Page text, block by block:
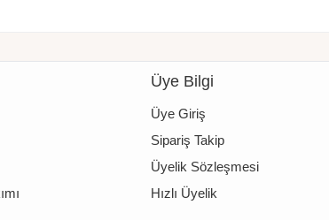
Üye Bilgi
Üye Giriş
Sipariş Takip
Üyelik Sözleşmesi
Hızlı Üyelik